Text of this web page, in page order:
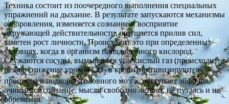
Техника состоит из поочередного выполнения специальных
упражнений на дыхание. В результате запускаются механизмы
оздоровления, изменяется сознание и восприятие
окружающей действительности, ощущается прилив сил,
заметен рост личности. Происходит это при определенных
условиях, когда в организм попадает много кислород.
Ссужаются сосуды, вымывается углекислый газ (происходит
резкое снижение уровня СО2в крови), активизируются
процессы в подкорке головного мозга, наступает эйфория,
очищается сознание, мысли свободно летают, не путаясь и не
обременяя.